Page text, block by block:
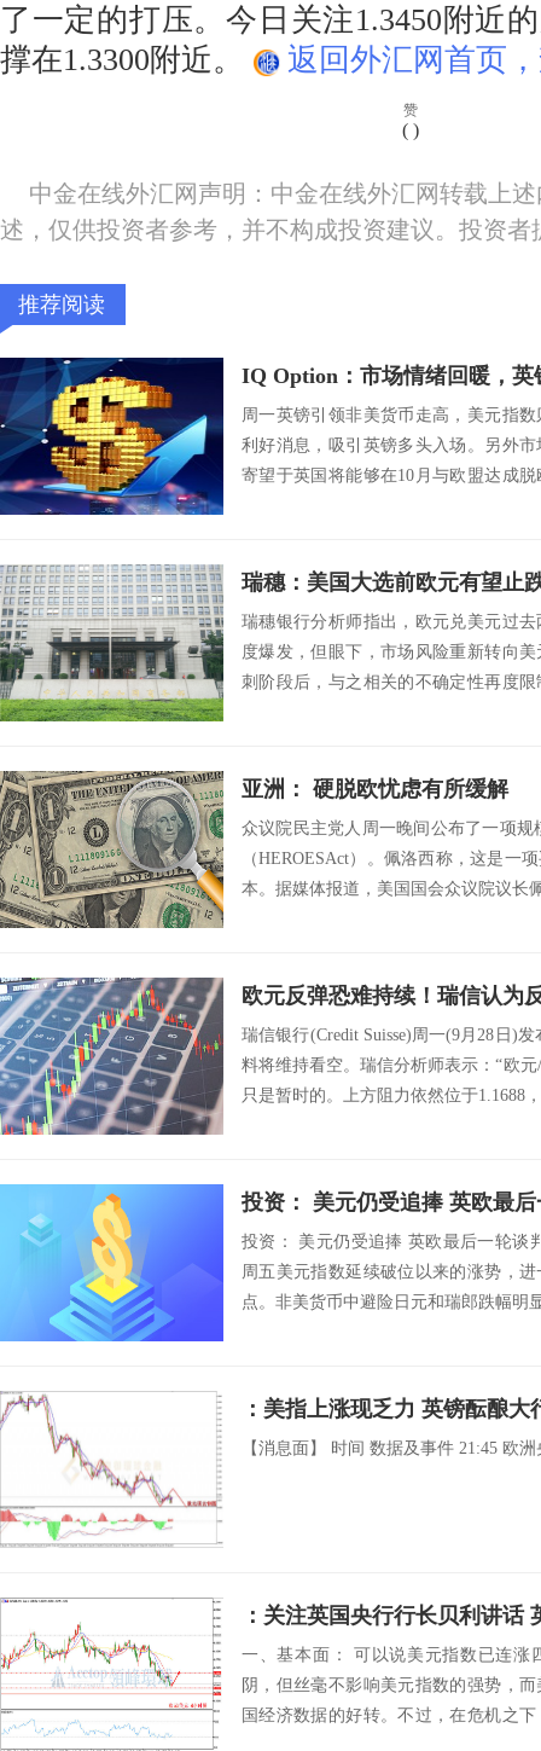
了一定的打压。今日关注1.3450附近
撑在1.3300附近。
返回外汇网首页
赞
( )
中金在线外汇网声明：中金在线外汇网转载上
述，仅供投资者参考，并不构成投资建议。投资
推荐阅读
IQ Option：市场情绪回暖，英
周一英镑引领非美货币走高，美元指
利好消息，吸引英镑多头入场。另外
寄望于英国将能够在10月与欧盟达成
瑞穗银行分析师指出，欧元兑美元过
度爆发，但眼下，市场风险重新转向
刺阶段后，与之相关的不确定性再度
亚洲： 硬脱欧忧虑有所缓解
众议院民主党人周一晚间公布了一项
（HEROESAct）。佩洛西称，这是一
本。据媒体报道，美国国会众议院议长
瑞信银行(Credit Suisse)周一(9月28日)
料将维持看空。瑞信分析师表示：“欧
只是暂时的。上方阻力依然位于1.1688
投资： 美元仍受追捧 英欧最
投资： 美元仍受追捧 英欧最后一轮谈
周五美元指数延续破位以来的涨势，
点。非美货币中避险日元和瑞郎跌幅明
：美指上涨现乏力 英镑酝酿大
【消息面】 时间 数据及事件 21:45 欧
：关注英国央行行长贝利讲话
一、基本面： 可以说美元指数已连涨
阴，但丝毫不影响美元指数的强势，
国经济数据的好转。不过，在危机之